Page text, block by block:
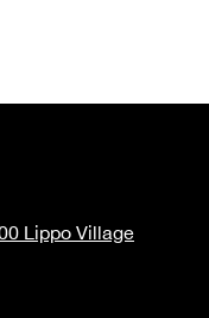
Lippo Village